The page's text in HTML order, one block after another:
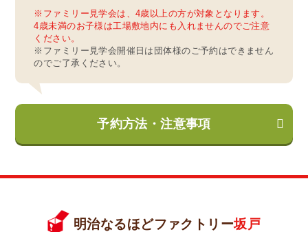
※ファミリー見学会は、4歳以上の方が対象となります。
4歳未満のお子様は工場敷地内にも入れませんのでご注意
ください。
※ファミリー見学会開催日は団体様のご予約はできません
のでご了承ください。
予約方法・注意事項
明治なるほどファクトリー坂戸